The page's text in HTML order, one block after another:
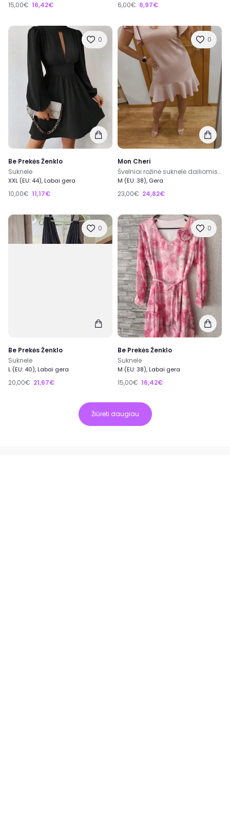
15,00€ 16,42€ 6,00€ 6,97€
0
Be Prekės Ženklo
Suknelė
XXL (EU: 44), Labai gera
10,00€ 11,17€
0
Mon Cheri
Švelniai rožinė suknelė dailiomis rankovėmis
M (EU: 38), Gera
23,00€ 24,82€
0
Be Prekės Ženklo
Suknele
L (EU: 40), Labai gera
20,00€ 21,67€
0
Be Prekės Ženklo
Suknele
M (EU: 38), Labai gera
15,00€ 16,42€
Žiūrėti daugiau